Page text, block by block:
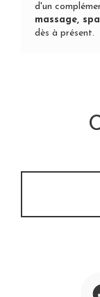
d'un
massage,
dès à présent.